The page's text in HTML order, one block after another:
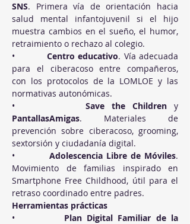
SNS. Primera vía de orientación hacia
salud mental infantojuvenil si el hijo
muestra cambios en el sueño, el humor,
retraimiento o rechazo al colegio.
• Centro educativo. Vía adecuada
para el ciberacoso entre compañeros,
con los protocolos de la LOMLOE y las
normativas autonómicas.
• Save the Children
PantallasAmigas. Materiales de
prevención sobre ciberacoso, grooming,
sextorsión y ciudadanía digital.
• Adolescencia Libre de Móviles.
Movimiento de familias inspirado en
Smartphone Free Childhood, útil para el
retraso coordinado entre padres.
Herramientas prácticas
• Plan Digital Familiar de la